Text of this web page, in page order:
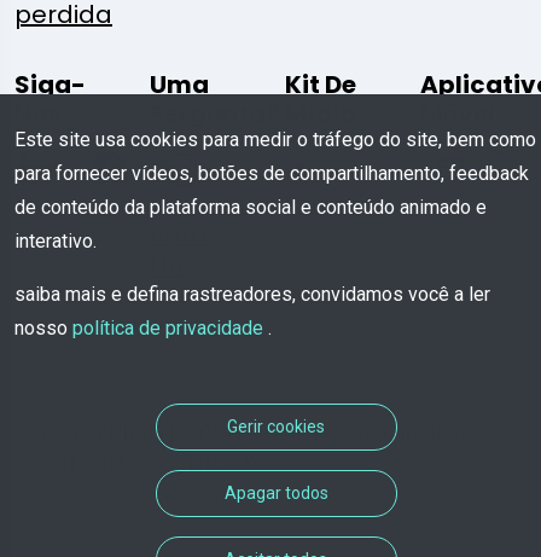
perdida
Siga-
Uma
Escreva
Kit De
Baixar
© COPYRIGHT 2026 - Todos os direitos
reservados a TROOV
Este site usa cookies para medir o tráfego do site, bem como
para fornecer vídeos, botões de compartilhamento, feedback
de conteúdo da plataforma social e conteúdo animado e
interativo.
saiba mais e defina rastreadores, convidamos você a ler
nosso política de privacidade .
Gerir cookies
Apagar todos